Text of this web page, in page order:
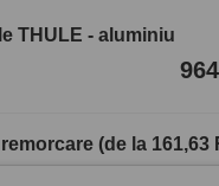
THULE - aluminiu
(de la 161,63